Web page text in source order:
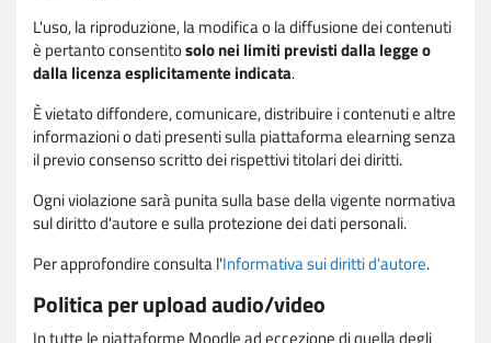
L'uso, la riproduzione, la modifica o la diffusione dei contenuti
è pertanto consentitosolo nei limiti previsti dalla legge o
dalla licenza esplicitamente indicata.
È vietato diffondere, comunicare, distribuire i contenuti e altre
informazioni o dati presenti sulla piattaforma elearning senza
il previo consenso scritto dei rispettivi titolari dei diritti.
Ogni violazione sarà punita sulla base della vigente normativa
sul diritto d'autore e sulla protezione dei dati personali.
Per approfondire consulta l'Informativa sui diritti d'autore.
Politica per upload audio/video
In tutte le piattaforme Moodle ad eccezione di quella degli